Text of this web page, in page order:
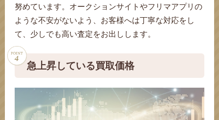
努めています。オークションサイトやフリマアプリの
ような不安がないよう、お客様へは丁寧な対応をし
て、少しでも高い査定をお出しします。
急上昇している買取価格